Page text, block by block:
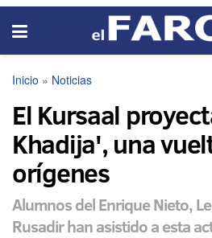
Inicio » Noticias
El Kursaal
Khadija', una
orígenes
Alumnos del Enrique Nieto,
Rusadir han asistido a esta